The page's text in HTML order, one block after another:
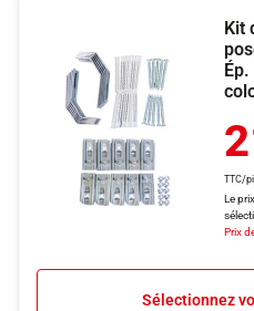
Kit
TTC/
Le
Prix
Sélectionnez